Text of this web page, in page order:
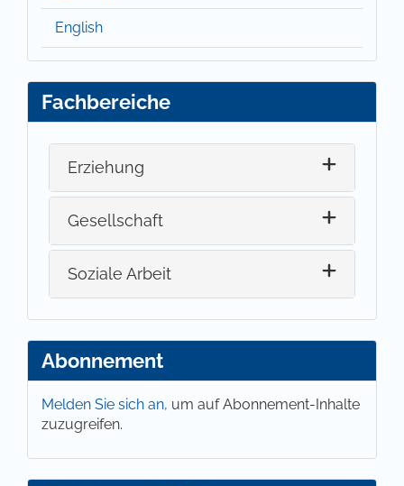
English
Fachbereiche
Erziehung
Gesellschaft
Soziale Arbeit
Abonnement
Melden Sie sich an, um auf Abonnement-Inhalte
zuzugreifen.